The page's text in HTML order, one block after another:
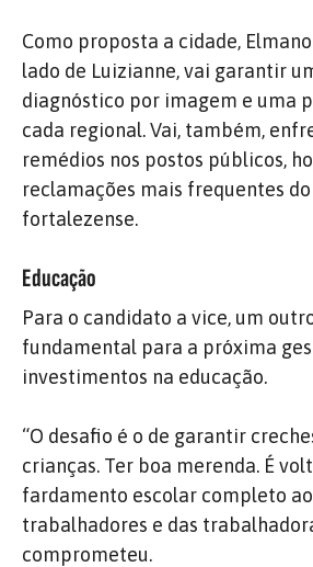
Como proposta a cidade,
lado de Luizianne, vai garantir
diagnóstico por imagem e uma
cada regional. Vai, também,
remédios nos postos públicos,
reclamações mais frequentes
fortalezense.
Educação
Para o candidato a vice, um
fundamental para a próxima
investimentos na educação.
“O desafio é o de garantir
crianças. Ter boa merenda. É
fardamento escolar completo
trabalhadores e das
comprometeu.